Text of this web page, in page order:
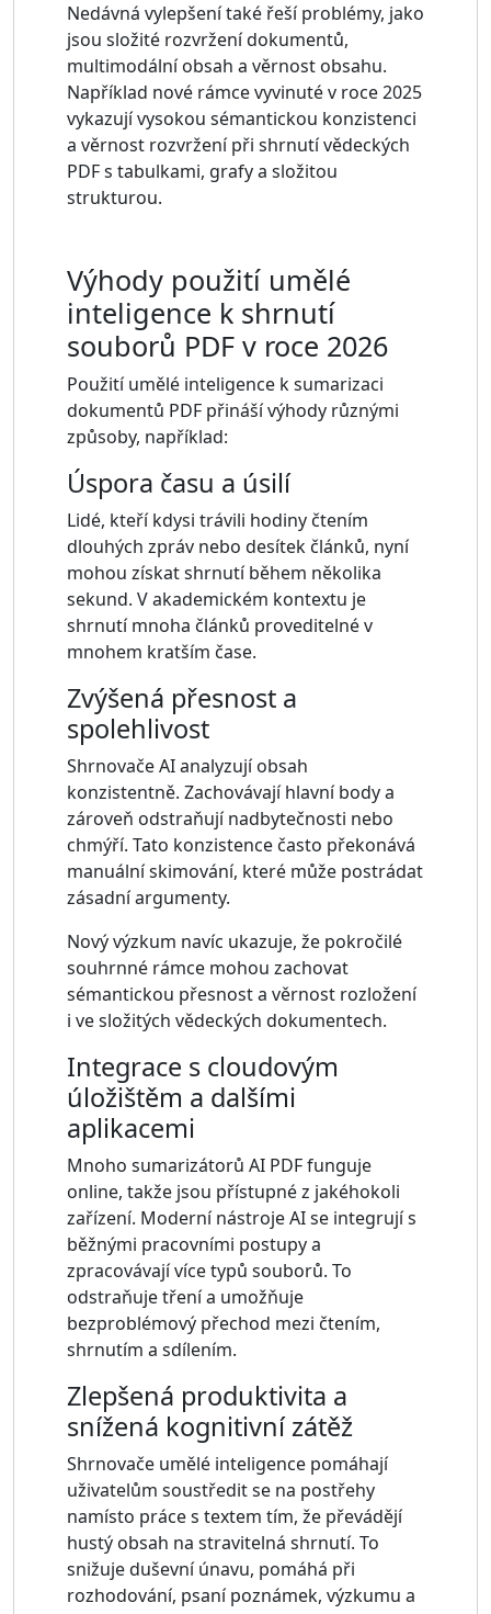
Nedávná vylepšení také řeší problémy, jako
jsou složité rozvržení dokumentů,
multimodální obsah a věrnost obsahu.
Například nové rámce vyvinuté v roce 2025
vykazují vysokou sémantickou konzistenci
a věrnost rozvržení při shrnutí vědeckých
PDF s tabulkami, grafy a složitou
strukturou.
Výhody použití umělé
inteligence k shrnutí
souborů PDF v roce 2026
Použití umělé inteligence k sumarizaci
dokumentů PDF přináší výhody různými
způsoby, například:
Úspora času a úsilí
Lidé, kteří kdysi trávili hodiny čtením
dlouhých zpráv nebo desítek článků, nyní
mohou získat shrnutí během několika
sekund. V akademickém kontextu je
shrnutí mnoha článků proveditelné v
mnohem kratším čase.
Zvýšená přesnost a
spolehlivost
Shrnovače AI analyzují obsah
konzistentně. Zachovávají hlavní body a
zároveň odstraňují nadbytečnosti nebo
chmýří. Tato konzistence často překonává
manuální skimování, které může postrádat
zásadní argumenty.
Nový výzkum navíc ukazuje, že pokročilé
souhrnné rámce mohou zachovat
sémantickou přesnost a věrnost rozložení
i ve složitých vědeckých dokumentech.
Integrace s cloudovým
úložištěm a dalšími
aplikacemi
Mnoho sumarizátorů AI PDF funguje
online, takže jsou přístupné z jakéhokoli
zařízení. Moderní nástroje AI se integrují s
běžnými pracovními postupy a
zpracovávají více typů souborů. To
odstraňuje tření a umožňuje
bezproblémový přechod mezi čtením,
shrnutím a sdílením.
Zlepšená produktivita a
snížená kognitivní zátěž
Shrnovače umělé inteligence pomáhají
uživatelům soustředit se na postřehy
namísto práce s textem tím, že převádějí
hustý obsah na stravitelná shrnutí. To
snižuje duševní únavu, pomáhá při
rozhodování, psaní poznámek, výzkumu a